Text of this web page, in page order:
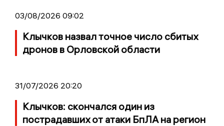
03/08/2026 09:02
Клычков назвал точное число сбитых
дронов в Орловской области
31/07/2026 20:20
Клычков: скончался один из
пострадавших от атаки БпЛА на регион